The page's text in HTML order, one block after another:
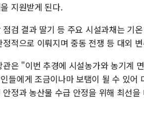
지원받게 된다.
점검 결과 딸기 등 주요 시설과채는 기
정적으로 이뤄지며 중동 전쟁 등 대외
관은 "이번 추경에 시설농가와 농기계
들에게 조금이나마 보탬이 될 수 있
안정과 농산물 수급 안정을 위해 최선